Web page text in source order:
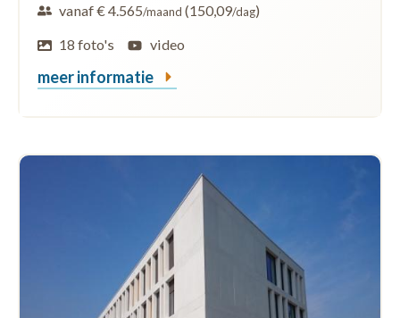
vanaf € 4.565/maand (150,09/dag)
18 foto's
video
meer informatie